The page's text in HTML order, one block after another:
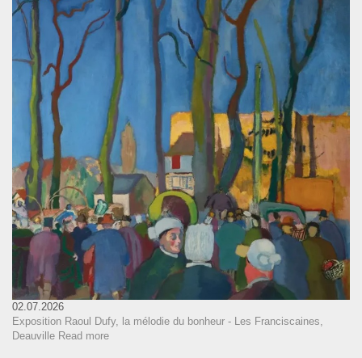
02.07.2026
Exposition Raoul Dufy, la mélodie du bonheur - Les Franciscaines,
Deauville Read more